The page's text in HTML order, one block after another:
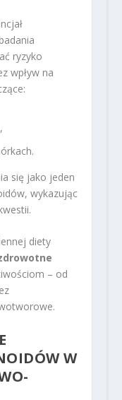
ryzyko
wpływ na
się jako jeden
wykazując
diety
– od
W